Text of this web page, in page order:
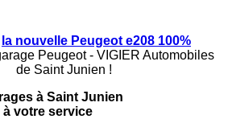
la nouvelle Peugeot e208 100%
Peugeot - VIGIER Automobiles
de Saint Junien !
à Saint Junien
à votre service